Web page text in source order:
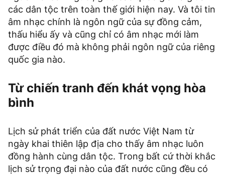
các dân tộc trên toàn thế giới hiện nay. Và tôi tin
âm nhạc chính là ngôn ngữ của sự đồng cảm,
thấu hiểu ấy và cũng chỉ có âm nhạc mới làm
được điều đó mà không phải ngôn ngữ của riêng
quốc gia nào.
Từ chiến tranh đến khát vọng hòa
bình
Lịch sử phát triển của đất nước Việt Nam từ
ngày khai thiên lập địa cho thấy âm nhạc luôn
đồng hành cùng dân tộc. Trong bất cứ thời khắc
lịch sử trọng đại nào của đất nước cũng đều có